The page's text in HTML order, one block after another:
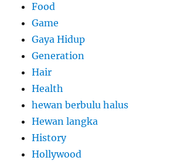
Food
Game
Gaya Hidup
Generation
Hair
Health
hewan berbulu halus
Hewan langka
History
Hollywood